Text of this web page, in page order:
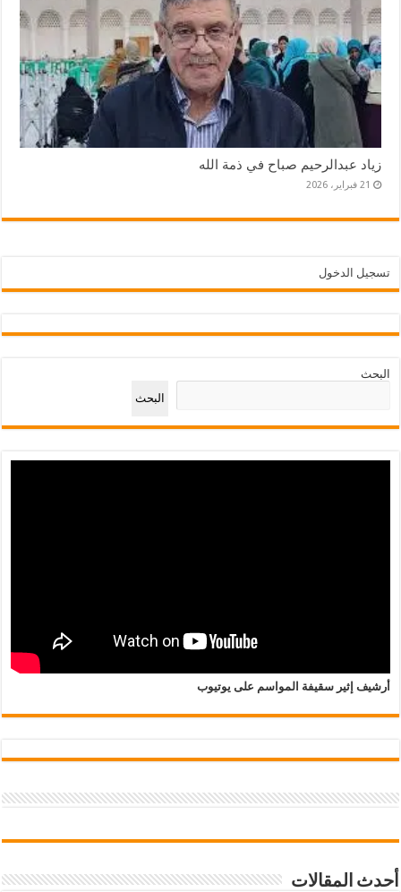
زياد عبدالرحيم صباح في ذمة الله
21 فبراير، 2026
تسجيل الدخول
البحث
البحث
أرشيف إثير سقيفة المواسم على يوتيوب
أحدث المقالات